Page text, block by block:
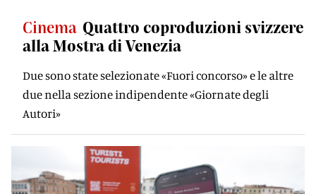
Cinema Quattro coproduzioni svizzere
alla Mostra di Venezia
Due sono state selezionate «Fuori concorso» e le altre
due nella sezione indipendente «Giornate degli
Autori»